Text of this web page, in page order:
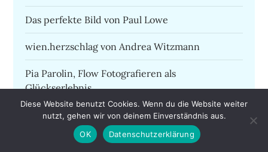
Das perfekte Bild von Paul Lowe
wien.herzschlag von Andrea Witzmann
Pia Parolin, Flow Fotografieren als
Glückserlebnis
Zwischen Blog und Instagram am Beispiel Homo
adipositatis von Antje Kröger
Diese Website benutzt Cookies. Wenn du die Website weiter
nutzt, gehen wir von deinem Einverständnis aus.
OK
Datenschutzerklärung